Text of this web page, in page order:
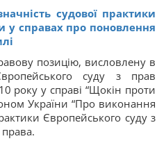
судової практики
у справах про поновлення
позицію, висловлену в
суду з прав
року у справі “Щокін проти
України “Про виконання
Європейського суду з